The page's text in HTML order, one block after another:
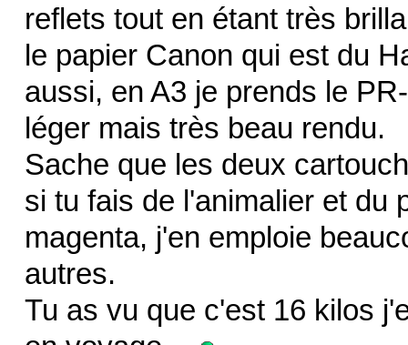
reflets tout en étant très
le papier Canon qui est du
aussi, en A3 je prends le
léger mais très beau rendu.
Sache que les deux
si tu fais de l'animalier et du
magenta, j'en emploie
autres.
Tu as vu que c'est 16 kilos